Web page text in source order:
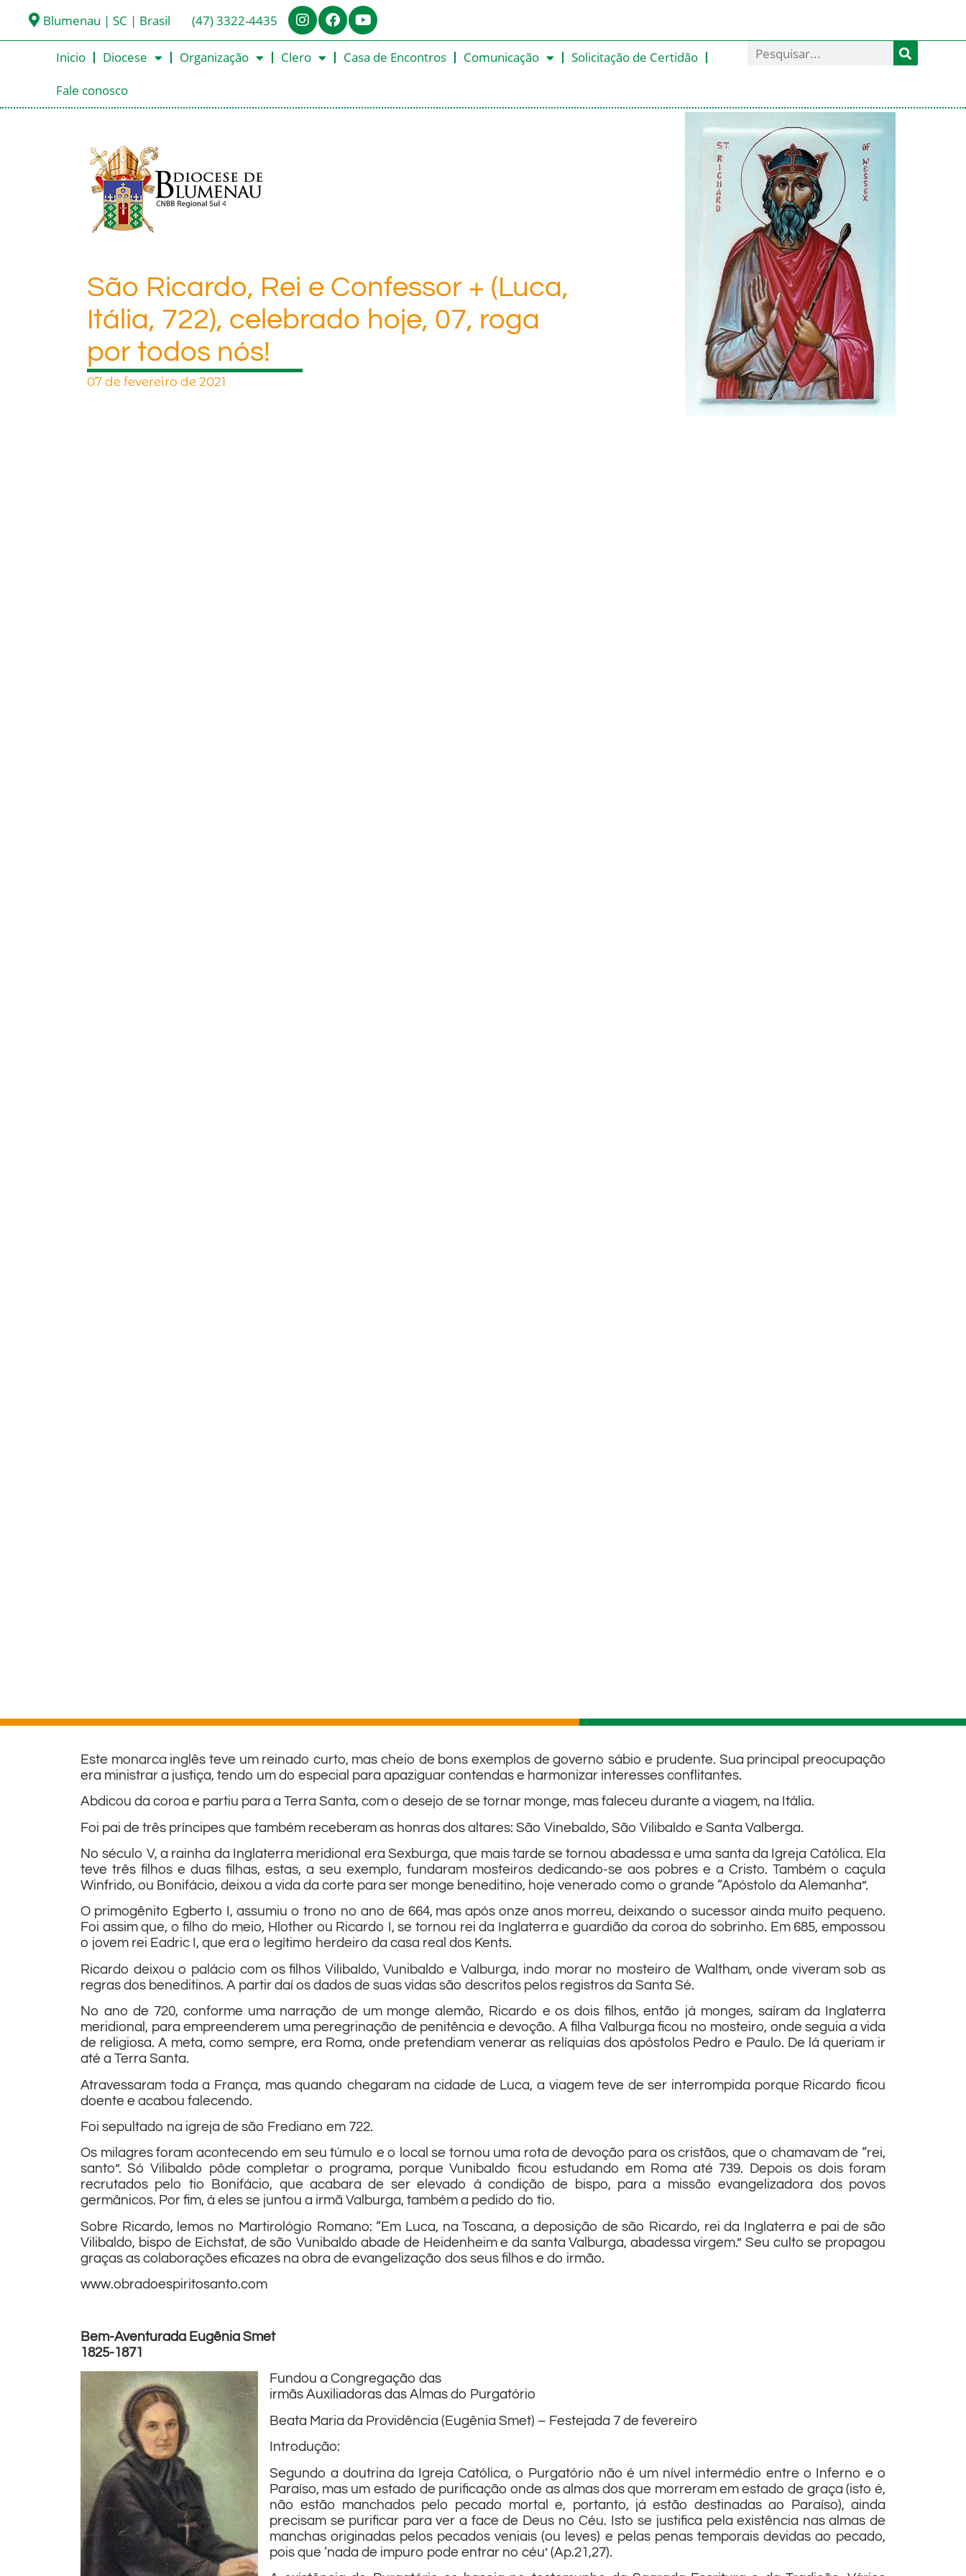
Blumenau | SC | Brasil (47) 3322-4435
Inicio Diocese Organização Clero Casa de Encontros Comunicação
Solicitação de Certidão
Fale conosco
São Ricardo, Rei e Confessor + (Luca,
Itália, 722), celebrado hoje, 07, roga
por todos nós!
07 de fevereiro de 2021
Este monarca inglês teve um reinado curto, mas cheio de bons exemplos de governo sábio e prudente. Sua principal preocupação
era ministrar a justiça, tendo um do especial para apaziguar contendas e harmonizar interesses conflitantes.
Abdicou da coroa e partiu para a Terra Santa, com o desejo de se tornar monge, mas faleceu durante a viagem, na Itália.
Foi pai de três príncipes que também receberam as honras dos altares: São Vinebaldo, São Vilibaldo e Santa Valberga.
No século V, a rainha da Inglaterra meridional era Sexburga, que mais tarde se tornou abadessa e uma santa da Igreja Católica. Ela
teve três filhos e duas filhas, estas, a seu exemplo, fundaram mosteiros dedicando-se aos pobres e a Cristo. Também o caçula
Winfrido, ou Bonifácio, deixou a vida da corte para ser monge beneditino, hoje venerado como o grande “Apóstolo da Alemanha”.
O primogênito Egberto I, assumiu o trono no ano de 664, mas após onze anos morreu, deixando o sucessor ainda muito pequeno.
Foi assim que, o filho do meio, Hlother ou Ricardo I, se tornou rei da Inglaterra e guardião da coroa do sobrinho. Em 685, empossou
o jovem rei Eadric I, que era o legítimo herdeiro da casa real dos Kents.
Ricardo deixou o palácio com os filhos Vilibaldo, Vunibaldo e Valburga, indo morar no mosteiro de Waltham, onde viveram sob as
regras dos beneditinos. A partir daí os dados de suas vidas são descritos pelos registros da Santa Sé.
No ano de 720, conforme uma narração de um monge alemão, Ricardo e os dois filhos, então já monges, saíram da Inglaterra
meridional, para empreenderem uma peregrinação de penitência e devoção. A filha Valburga ficou no mosteiro, onde seguia a vida
de religiosa. A meta, como sempre, era Roma, onde pretendiam venerar as relíquias dos apóstolos Pedro e Paulo. De lá queriam ir
até a Terra Santa.
Atravessaram toda a França, mas quando chegaram na cidade de Luca, a viagem teve de ser interrompida porque Ricardo ficou
doente e acabou falecendo.
Foi sepultado na igreja de são Frediano em 722.
Os milagres foram acontecendo em seu túmulo e o local se tornou uma rota de devoção para os cristãos, que o chamavam de “rei,
santo”. Só Vilibaldo pôde completar o programa, porque Vunibaldo ficou estudando em Roma até 739. Depois os dois foram
recrutados pelo tio Bonifácio, que acabara de ser elevado à condição de bispo, para a missão evangelizadora dos povos
germânicos. Por fim, à eles se juntou a irmã Valburga, também a pedido do tio.
Sobre Ricardo, lemos no Martirológio Romano: “Em Luca, na Toscana, a deposição de são Ricardo, rei da Inglaterra e pai de são
Vilibaldo, bispo de Eichstat, de são Vunibaldo abade de Heidenheim e da santa Valburga, abadessa virgem.” Seu culto se propagou
graças as colaborações eficazes na obra de evangelização dos seus filhos e do irmão.
www.obradoespiritosanto.com
Bem-Aventurada Eugênia Smet
1825-1871
Fundou a Congregação das
irmãs Auxiliadoras das Almas do Purgatório
Beata Maria da Providência (Eugênia Smet) – Festejada 7 de fevereiro
Introdução:
Segundo a doutrina da Igreja Católica, o Purgatório não é um nível intermédio entre o Inferno e o
Paraíso, mas um estado de purificação onde as almas dos que morreram em estado de graça (isto é,
não estão manchados pelo pecado mortal e, portanto, já estão destinadas ao Paraíso), ainda
precisam se purificar para ver a face de Deus no Céu. Isto se justifica pela existência nas almas de
manchas originadas pelos pecados veniais (ou leves) e pelas penas temporais devidas ao pecado,
pois que ‘nada de impuro pode entrar no céu’ (Ap.21,27).